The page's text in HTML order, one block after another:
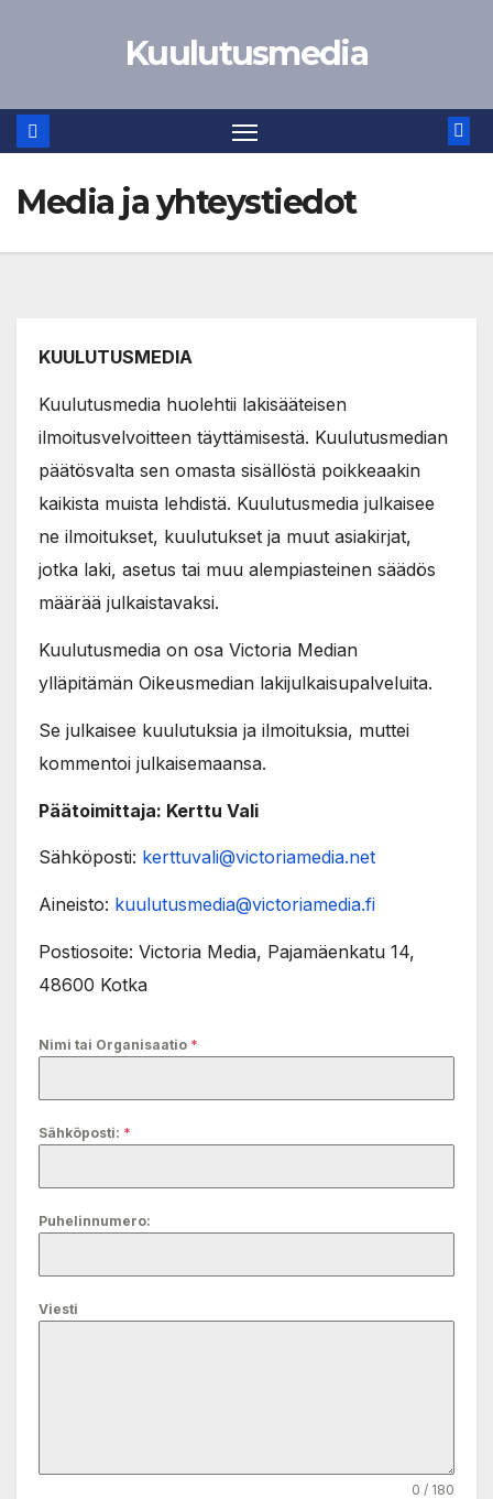
Kuulutusmedia
Media ja yhteystiedot
KUULUTUSMEDIA
Kuulutusmedia huolehtii lakisääteisen
ilmoitusvelvoitteen täyttämisestä. Kuulutusmedian
päätösvalta sen omasta sisällöstä poikkeaakin
kaikista muista lehdistä. Kuulutusmedia julkaisee
ne ilmoitukset, kuulutukset ja muut asiakirjat,
jotka laki, asetus tai muu alempiasteinen säädös
määrää julkaistavaksi.
Kuulutusmedia on osa Victoria Median
ylläpitämän Oikeusmedian lakijulkaisupalveluita.
Se julkaisee kuulutuksia ja ilmoituksia, muttei
kommentoi julkaisemaansa.
Päätoimittaja: Kerttu Vali
Sähköposti: kerttuvali@victoriamedia.net
Aineisto: kuulutusmedia@victoriamedia.fi
Postiosoite: Victoria Media, Pajamäenkatu 14,
48600 Kotka
Nimi tai Organisaatio *
Sähköposti: *
Puhelinnumero:
Viesti
0 / 180